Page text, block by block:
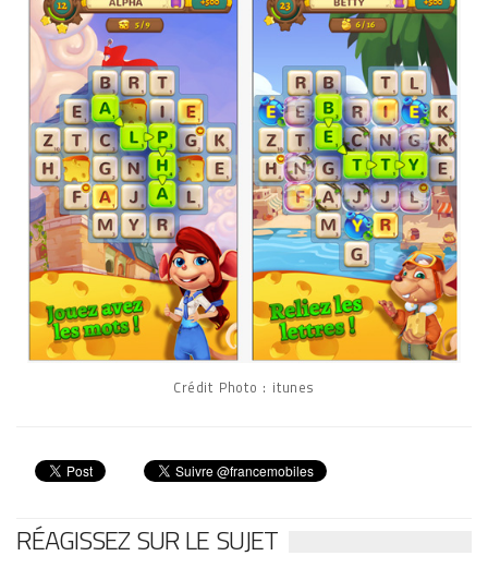
Crédit Photo : itunes
RÉAGISSEZ SUR LE SUJET